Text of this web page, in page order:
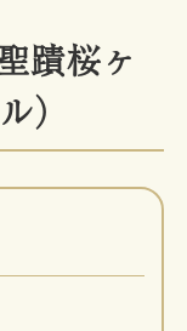
蹟桜ヶ
）